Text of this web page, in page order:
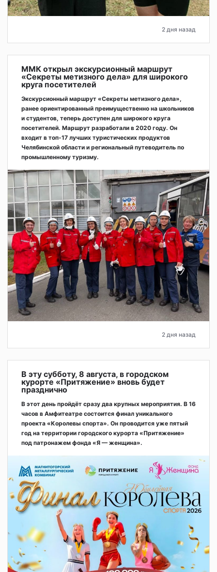
2 дня назад
ММК открыл экскурсионный маршрут
«Секреты метизного дела» для широкого
круга посетителей
Экскурсионный маршрут «Секреты метизного дела»,
ранее ориентированный преимущественно на школьников
и студентов, теперь доступен для широкого круга
посетителей. Маршрут разработали в 2020 году. Он
входит в топ-17 лучших туристических продуктов
Челябинской области и региональный путеводитель по
промышленному туризму.
2 дня назад
В эту субботу, 8 августа, в городском
курорте «Притяжение» вновь будет
празднично
В этот день пройдёт сразу два крупных мероприятия. В 16
часов в Амфитеатре состоится финал уникального
проекта «Королевы спорта». Он проводится уже пятый
год на территории городского курорта «Притяжение»
под патронажем фонда «Я — женщина».